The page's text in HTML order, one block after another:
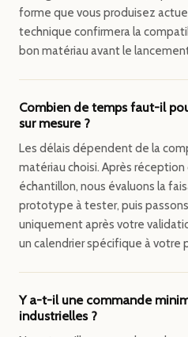
forme que vous produisez
technique confirmera la
bon matériau avant le
Combien de temps faut-il
sur mesure ?
Les délais dépendent de la
matériau choisi. Après réception
échantillon, nous évaluons la
prototype à tester, puis
uniquement après votre
un calendrier spécifique à votre
Y a-t-il une commande
industrielles ?